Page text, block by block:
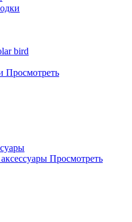
bird
Просмотреть
Просмотреть